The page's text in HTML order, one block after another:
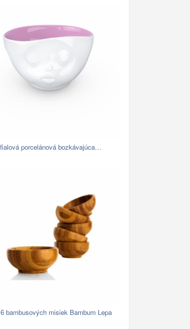
porcelánová bozkávajúca…
bambusových misiek Bambum Lepa